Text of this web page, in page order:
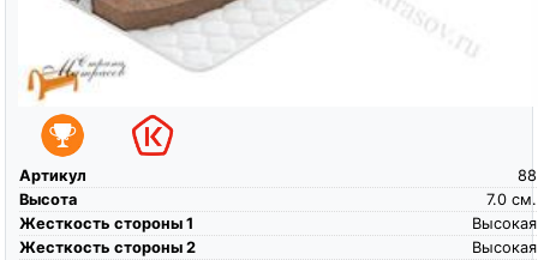
Артикул
88
Высота
см.
7.0
Жесткость стороны 1
Высокая
Жесткость стороны 2
Высокая